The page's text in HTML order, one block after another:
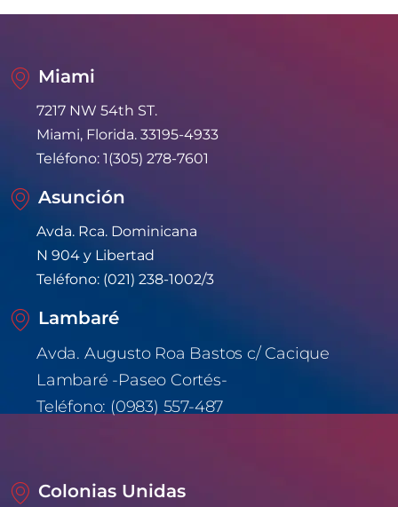
Miami
7217 NW 54th ST.
Miami, Florida. 33195-4933
Teléfono: 1(305) 278-7601
Asunción
Avda. Rca. Dominicana
N 904 y Libertad
Teléfono: (021) 238-1002/3
Lambaré
Avda. Augusto Roa Bastos c/ Cacique
Lambaré -Paseo Cortés-
Teléfono: (0983) 557-487
Colonias Unidas